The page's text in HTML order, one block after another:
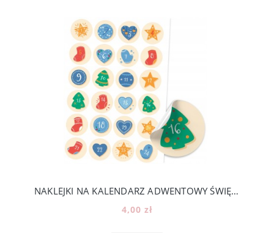
NAKLEJKI NA KALENDARZ ADWENTOWY ŚWIĘTA DIY - 24 KOLOROWE NUMERKI [16]
4,00 zł